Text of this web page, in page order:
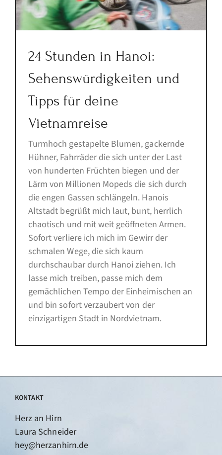
24 Stunden in Hanoi:
Sehenswürdigkeiten und
Tipps für deine
Vietnamreise
Turmhoch gestapelte Blumen, gackernde
Hühner, Fahrräder die sich unter der Last
von hunderten Früchten biegen und der
Lärm von Millionen Mopeds die sich durch
die engen Gassen schlängeln. Hanois
Altstadt begrüßt mich laut, bunt, herrlich
chaotisch und mit weit geöffneten Armen.
Sofort verliere ich mich im Gewirr der
schmalen Wege, die sich kaum
durchschaubar durch Hanoi ziehen. Ich
lasse mich treiben, passe mich dem
gemächlichen Tempo der Einheimischen an
und bin sofort verzaubert von der
einzigartigen Stadt in Nordvietnam.
KONTAKT
Herz an Hirn
Laura Schneider
hey@herzanhirn.de